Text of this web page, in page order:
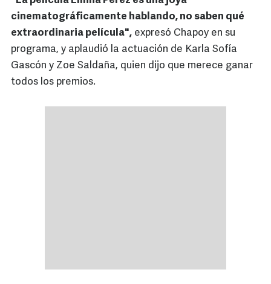
cinematográficamente hablando, no saben qué
extraordinaria película", expresó Chapoy en su
programa, y aplaudió la actuación de Karla Sofía
Gascón y Zoe Saldaña, quien dijo que merece ganar
todos los premios.